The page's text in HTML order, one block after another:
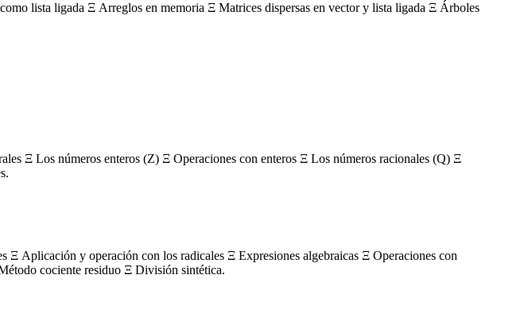
lista ligada Ξ Arreglos en memoria Ξ Matrices dispersas en vector y lista ligada Ξ Árboles
Ξ Los números enteros (Z) Ξ Operaciones con enteros Ξ Los números racionales (Q) Ξ
Ξ Aplicación y operación con los radicales Ξ Expresiones algebraicas Ξ Operaciones con
cociente residuo Ξ División sintética.